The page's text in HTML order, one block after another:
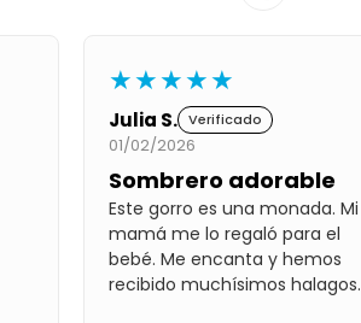
★★★★★
Julia S. Verificado
01/02/2026
Sombrero adorable
Este gorro es una monada. Mi
mamá me lo regaló para el
bebé. Me encanta y hemos
recibido muchísimos halagos.